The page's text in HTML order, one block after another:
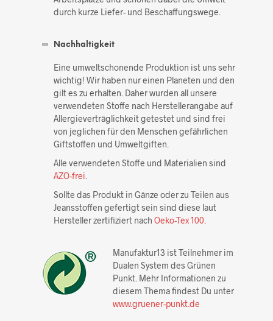
durch kurze Liefer- und Beschaffungswege.
Nachhaltigkeit
Eine umweltschonende Produktion ist uns sehr
wichtig! Wir haben nur einen Planeten und den
gilt es zu erhalten. Daher wurden all unsere
verwendeten Stoffe nach Herstellerangabe auf
Allergieverträglichkeit getestet und sind frei
von jeglichen für den Menschen gefährlichen
Giftstoffen und Umweltgiften.
Alle verwendeten Stoffe und Materialien sind
AZO-frei
Sollte das Produkt in Gänze oder zu Teilen aus
Jeansstoffen gefertigt sein sind diese laut
Hersteller zertifiziert nach Oeko-Tex 100.
Manufaktur13 ist Teilnehmer im
Dualen System des Grünen
Punkt. Mehr Informationen zu
diesem Thema findest Du unter
www.gruener-punkt.de